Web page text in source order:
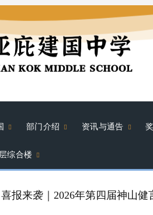
部门介绍 资讯与通告
综合楼
喜报来袭｜2026年第四届神山健